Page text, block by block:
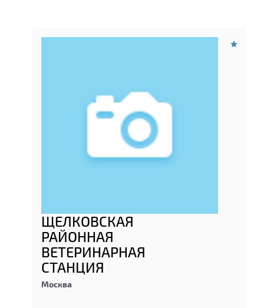
ЩЕЛКОВСКАЯ
РАЙОННАЯ
ВЕТЕРИНАРНАЯ
СТАНЦИЯ
Москва